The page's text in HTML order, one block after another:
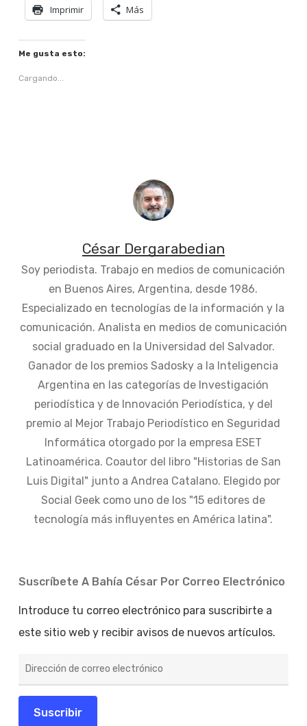
Imprimir Más
Me gusta esto:
Cargando...
César Dergarabedian
Soy periodista. Trabajo en medios de comunicación
en Buenos Aires, Argentina, desde 1986.
Especializado en tecnologías de la información y la
comunicación. Analista en medios de comunicación
social graduado en la Universidad del Salvador.
Ganador de los premios Sadosky a la Inteligencia
Argentina en las categorías de Investigación
periodística y de Innovación Periodística, y del
premio al Mejor Trabajo Periodístico en Seguridad
Informática otorgado por la empresa ESET
Latinoamérica. Coautor del libro "Historias de San
Luis Digital" junto a Andrea Catalano. Elegido por
Social Geek como uno de los "15 editores de
tecnología más influyentes en América latina".
Suscríbete A Bahía César Por Correo Electrónico
Introduce tu correo electrónico para suscribirte a
este sitio web y recibir avisos de nuevos artículos.
de
electrónico
Suscribir